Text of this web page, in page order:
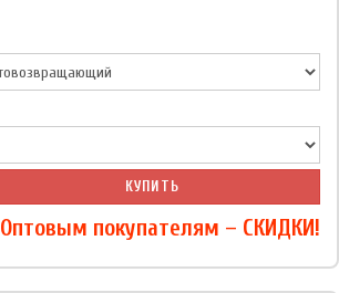
КУПИТЬ
Оптовым покупателям – СКИДКИ!